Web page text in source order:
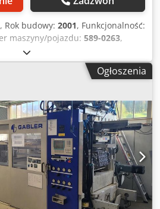
, Rok budowy: 2001, Funkcjonalność:
maszyny/pojazdu: 589-0263,
2 Rok 2001 Stan dobry Liczba
Maksymalna szerokość materiału
materiału 1,8 mm
rolek grzewczych 140 °C
Grad Całkowite podłączone
2300 x 1400 x 2400 mm
(300 kg) Chjdpfx Apjuzi I
mogą ulec zmianie i/lub
urządzenia są dostępne w
i/lub wcześniejszej sprzedaży
Ogłoszenia